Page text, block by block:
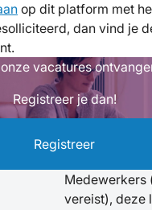
op dit platform met
dan vind je
vacatures
Registreer je dan!
Registreer
Medewerkers
vereist), deze